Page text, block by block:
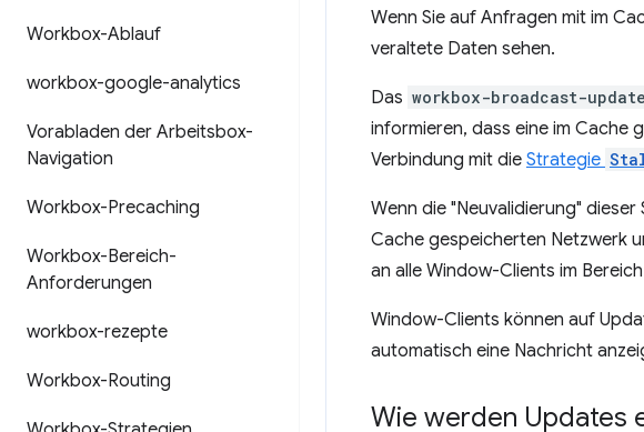
Workbox-Ablauf
workbox-google-analytics
Vorabladen der Arbeitsbox-
Navigation
Workbox-Precaching
Workbox-Bereich-
Anforderungen
workbox-rezepte
Workbox-Routing
Wenn Sie auf Anfragen mit im
veraltete Daten sehen.
Das workbox-broadcast-update
informieren, dass eine im Cache
Verbindung mit die Strategie
Wenn die "Neuvalidierung"
Cache gespeicherten Netzwerk
an alle Window-Clients im
Window-Clients können auf
automatisch eine Nachricht
Wie werden Updates